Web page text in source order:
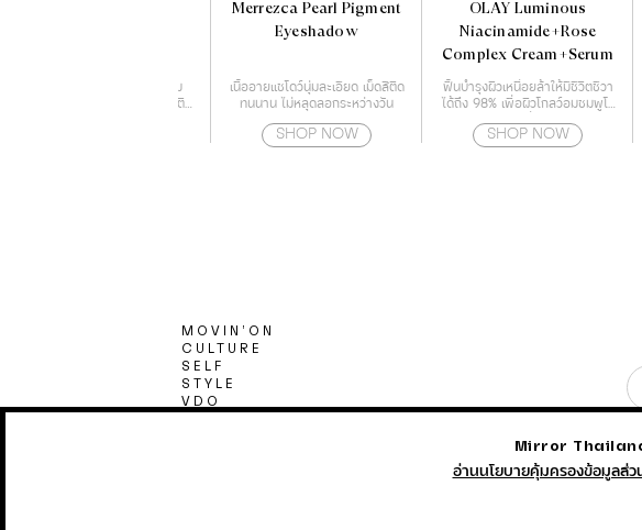
บลัชออนเนื้อครีม ฟินนิชชิ่งแม
ทบางเบาไร้ความมัน เกลี่ยง่าย ติด
Merrezca Pearl Pigment
Eyeshadow
เนื้ออายแชโดว์นุ่มละเอียด เม็ดสีติด
ทนนาน ไม่หลุดลอกระหว่างวัน
SHOP NOW
OLAY Luminous
Niacinamide+Rose
Complex Cream+Serum
ฟื้นบำรุงผิวเหนื่อยล้าให้มีชีวิตชีวา
ได้ถึง 98% เพื่อผิวโกลว์อมชมพูโร
SHOP NOW
MOVIN’ON
CULTURE
SELF
STYLE
VDO
Mirror
อ่านนโยบายคุ้มครองข้อมูลส่